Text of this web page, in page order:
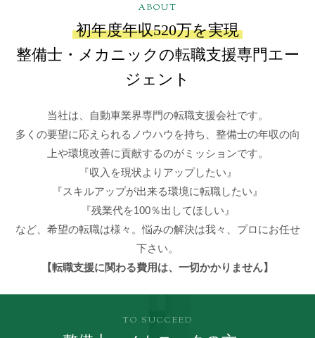
ABOUT
初年度年収520万を実現
整備士・メカニックの転職支援専門エー
ジェント
当社は、自動車業界専門の転職支援会社です。
多くの要望に応えられるノウハウを持ち、整備士の年収の向
上や環境改善に貢献するのがミッションです。
『収入を現状よりアップしたい』
『スキルアップが出来る環境に転職したい』
『残業代を100％出してほしい』
など、希望の転職は様々。悩みの解決は我々、プロにお任せ
下さい。
【転職支援に関わる費用は、一切かかりません】
TO SUCCEED